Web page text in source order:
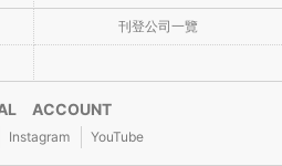
刊登公司一覽
ACCOUNT
Instagram YouTube